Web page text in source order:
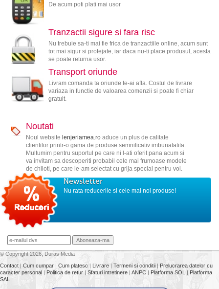
De acum poti plati mai usor
Tranzactii sigure si fara risc
Nu trebuie sa-ti mai fie frica de tranzactiile online, acum sunt
tot mai sigur si protejate, iar daca nu-ti place produsul, acesta
se poate returna usor.
Transport oriunde
Livram comanda ta oriunde te-ai afla. Costul de livrare
variaza in functie de valoarea comenzii si poate fi chiar
gratuit.
Noutati
Noul website lenjeriamea.roaduce un plus de calitate
clientilor printr-o gama de produse semnificativ imbunatatita.
Multumim pentru suportul pe care ni l-ati oferit pana acum si
va invitam sa descoperiti probabil cele mai frumoase modele
de chiloti, pe care le-am selectat cu grija special pentru voi.
Newsletter
Nu rata reducerile si cele mai noi produse!
© Copyright 2026, Duras Media
Contact
Cum cumpar Cum platesc Livrare Termeni si conditii
Prelucrarea datelor cu
caracter personal
Politica de retur Sfaturi intretinere ANPC Platforma SOL
Platforma
SAL